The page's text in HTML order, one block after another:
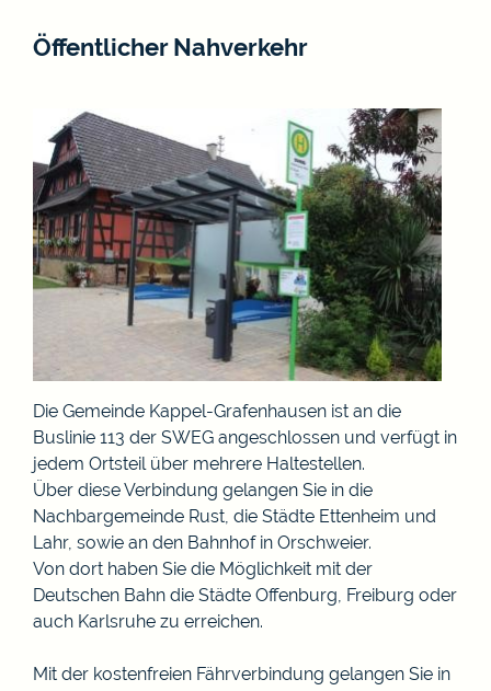
Öffentlicher Nahverkehr
Die Gemeinde Kappel-Grafenhausen ist an die
Buslinie 113 der SWEG angeschlossen und verfügt in
jedem Ortsteil über mehrere Haltestellen.
Über diese Verbindung gelangen Sie in die
Nachbargemeinde Rust, die Städte Ettenheim und
Lahr, sowie an den Bahnhof in Orschweier.
Von dort haben Sie die Möglichkeit mit der
Deutschen Bahn die Städte Offenburg, Freiburg oder
auch Karlsruhe zu erreichen.
Mit der kostenfreien Fährverbindung gelangen Sie in